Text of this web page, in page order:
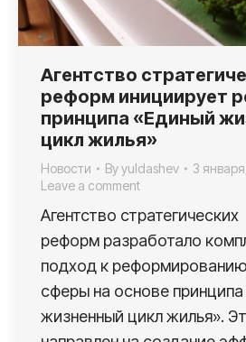
Агентство
реформ инициирует
принципа «Единый
цикл жилья»
Новости Byyuldashev
3
Leave a comment
Агентство стратегических
реформ разработало
подход к
сферы на основе
жизненный цикл жилья».